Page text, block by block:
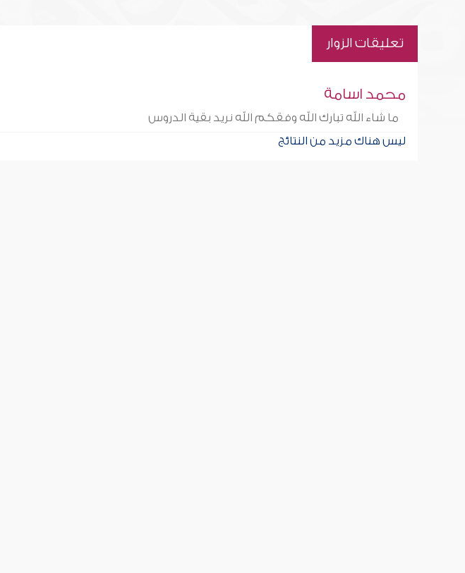
تعليقات الزوار
محمد اسامة
ما شاء الله تبارك الله وفقكم الله نريد بقية الدروس
ليس هناك مزيد من النتائج